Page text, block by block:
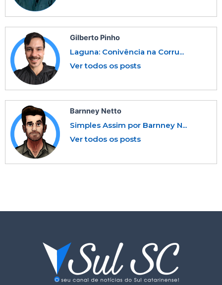
Gilberto Pinho
Laguna: Conivência na Corru...
Ver todos os posts
Barnney Netto
Simples Assim por Barnney N...
Ver todos os posts